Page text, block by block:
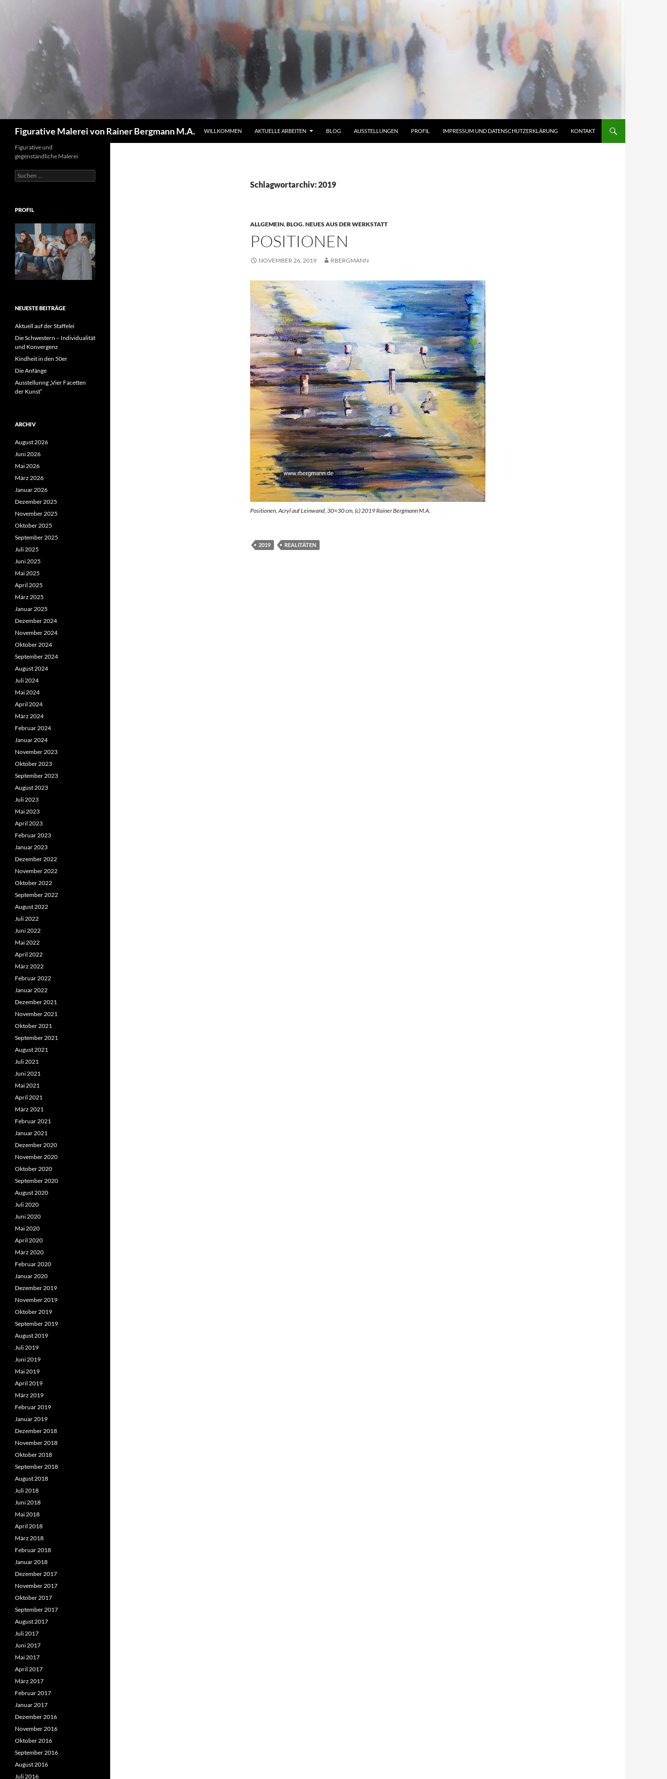
Figurative Malerei von Rainer Bergmann M.A. WILLKOMMEN AKTUELLE ARBEITEN BLOG AUSSTELLUNGEN PROFIL IMPRESSUM UND DATENSCHUTZERKLÄRUNG KONTAKT
Schlagwortarchiv: 2019
ALLGEMEIN,BLOG,NEUES AUS DER WERKSTATT
POSITIONEN
NOVEMBER 26, 2019 RBERGMANN
Positionen, Acryl auf Leinwand, 30×30 cm, (c) 2019 Rainer Bergmann M.A.
2019 REALITÄTEN
Figurative und
gegenständliche Malerei
Suchen
nach:
PROFIL
NEUESTE BEITRÄGE
Aktuell auf der Staffelei
Die Schwestern – Individualität
und Konvergenz
Kindheit in den 50er
Die Anfänge
Ausstellunng „Vier Facetten
der Kunst“
ARCHIV
August 2026
Juni 2026
Mai 2026
März 2026
Januar 2026
Dezember 2025
November 2025
Oktober 2025
September 2025
Juli 2025
Juni 2025
Mai 2025
April 2025
März 2025
Januar 2025
Dezember 2024
November 2024
Oktober 2024
September 2024
August 2024
Juli 2024
Mai 2024
April 2024
März 2024
Februar 2024
Januar 2024
November 2023
Oktober 2023
September 2023
August 2023
Juli 2023
Mai 2023
April 2023
Februar 2023
Januar 2023
Dezember 2022
November 2022
Oktober 2022
September 2022
August 2022
Juli 2022
Juni 2022
Mai 2022
April 2022
März 2022
Februar 2022
Januar 2022
Dezember 2021
November 2021
Oktober 2021
September 2021
August 2021
Juli 2021
Juni 2021
Mai 2021
April 2021
März 2021
Februar 2021
Januar 2021
Dezember 2020
November 2020
Oktober 2020
September 2020
August 2020
Juli 2020
Juni 2020
Mai 2020
April 2020
März 2020
Februar 2020
Januar 2020
Dezember 2019
November 2019
Oktober 2019
September 2019
August 2019
Juli 2019
Juni 2019
Mai 2019
April 2019
März 2019
Februar 2019
Januar 2019
Dezember 2018
November 2018
Oktober 2018
September 2018
August 2018
Juli 2018
Juni 2018
Mai 2018
April 2018
März 2018
Februar 2018
Januar 2018
Dezember 2017
November 2017
Oktober 2017
September 2017
August 2017
Juli 2017
Juni 2017
Mai 2017
April 2017
März 2017
Februar 2017
Januar 2017
Dezember 2016
November 2016
Oktober 2016
September 2016
August 2016
Juli 2016